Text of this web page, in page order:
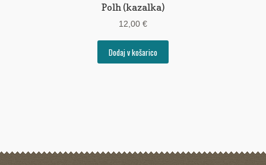
Polh (kazalka)
12,00 €
Dodaj v košarico